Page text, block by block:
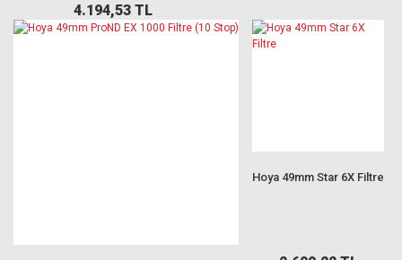
4.194,53 TL
Hoya 49mm Star 6X Filtre